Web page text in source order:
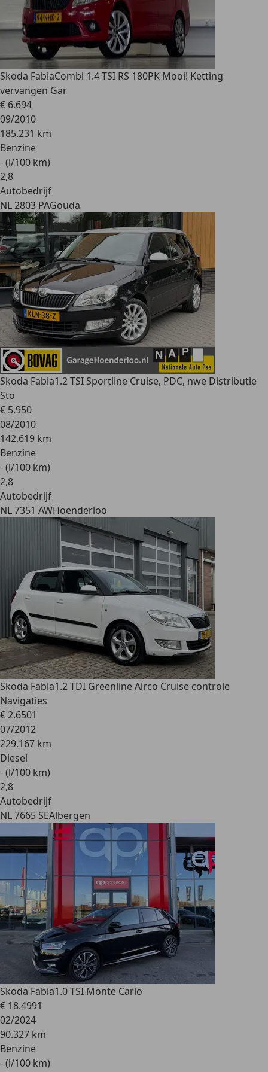
Skoda FabiaCombi 1.4 TSI RS 180PK Mooi! Ketting
vervangen Gar
€ 6.694
09/2010
185.231 km
Benzine
- (l/100 km)
2,8
Autobedrijf
NL 2803 PAGouda
Skoda Fabia1.2 TSI Sportline Cruise, PDC, nwe Distributie
Sto
€ 5.950
08/2010
142.619 km
Benzine
- (l/100 km)
2,8
Autobedrijf
NL 7351 AWHoenderloo
Skoda Fabia1.2 TDI Greenline Airco Cruise controle
Navigaties
€ 2.6501
07/2012
229.167 km
Diesel
- (l/100 km)
2,8
Autobedrijf
NL 7665 SEAlbergen
Skoda Fabia1.0 TSI Monte Carlo
€ 18.4991
02/2024
90.327 km
Benzine
- (l/100 km)